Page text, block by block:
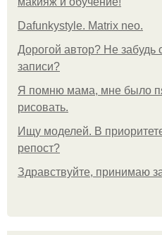
Dafunkystyle. Matrix neo.
Дорогой автор? Не забудь
записи?
Я помню мама, мне было
рисовать.
Ищу моделей. В
репост?
Здравствуйте, принимаю